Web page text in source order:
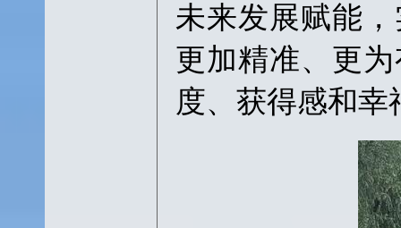
未来发展赋能
更加精准、更
度、获得感和